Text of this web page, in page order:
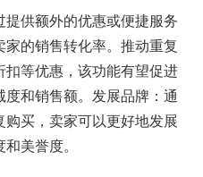
供额外的优惠或便捷服务
的销售转化率。推动重复
等优惠，该功能有望促进
和销售额。发展品牌：通
买，卖家可以更好地发展
美誉度。